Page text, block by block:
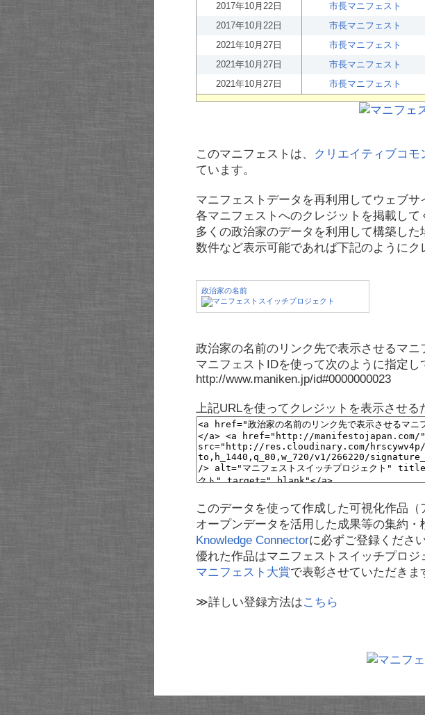
2017年10月22日 市長マニフェスト
2017年10月22日
市長マニフェスト
2021年10月27日
市長マニフェスト
2021年10月27日
市長マニフェスト
2021年10月27日
市長マニフェスト
このマニフェストは、 クリエイティブコモ
ています。
マニフェストデータを再利用してウェブサ
各マニフェストへのクレジットを掲載して
多くの政治家のデータを利用して構築し
数件など表示可能であれば下記のようにク
政治家の名前
政治家の名前のリンク先で表示させるマニ
マニフェストIDを使って次のように指定し
http://www.maniken.jp/id#0000000023
上記URLを使ってクレジットを表示させる
このデータを使って作成した可視化作品（
オープンデータを活用した成果等の集約・
Knowledge Connectorに必ずご登録ください
優れた作品はマニフェストスイッチプロジ
マニフェスト大賞で表彰させていただきま
≫詳しい登録方法はこちら